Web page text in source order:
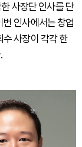
사장단 인사를 단
인사에서는 창업
수 사장이 각각 한